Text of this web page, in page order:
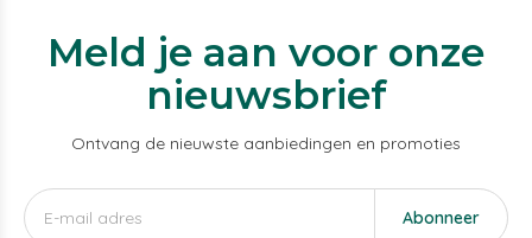
Meld je aan voor onze
nieuwsbrief
Ontvang de nieuwste aanbiedingen en promoties
Abonneer